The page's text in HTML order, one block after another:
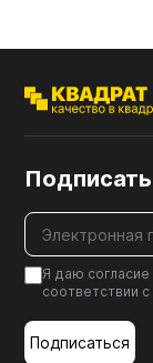
Я даю согласие
соответствии с
Подписаться